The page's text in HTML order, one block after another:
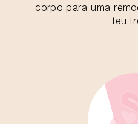
corpo para uma
teu